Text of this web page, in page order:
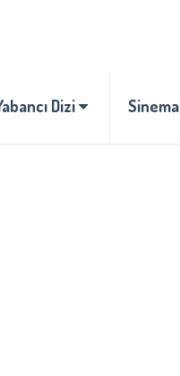
Dizi Sinema